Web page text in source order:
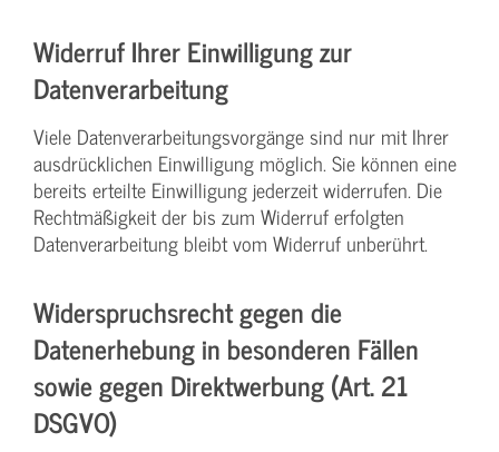
Widerruf Ihrer Einwilligung zur
Datenverarbeitung
Viele Datenverarbeitungsvorgänge sind nur mit Ihrer
ausdrücklichen Einwilligung möglich. Sie können eine
bereits erteilte Einwilligung jederzeit widerrufen. Die
Rechtmäßigkeit der bis zum Widerruf erfolgten
Datenverarbeitung bleibt vom Widerruf unberührt.
Widerspruchsrecht gegen die
Datenerhebung in besonderen Fällen
sowie gegen Direktwerbung (Art. 21
DSGVO)